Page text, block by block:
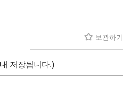
보관하기
저장됩니다.)